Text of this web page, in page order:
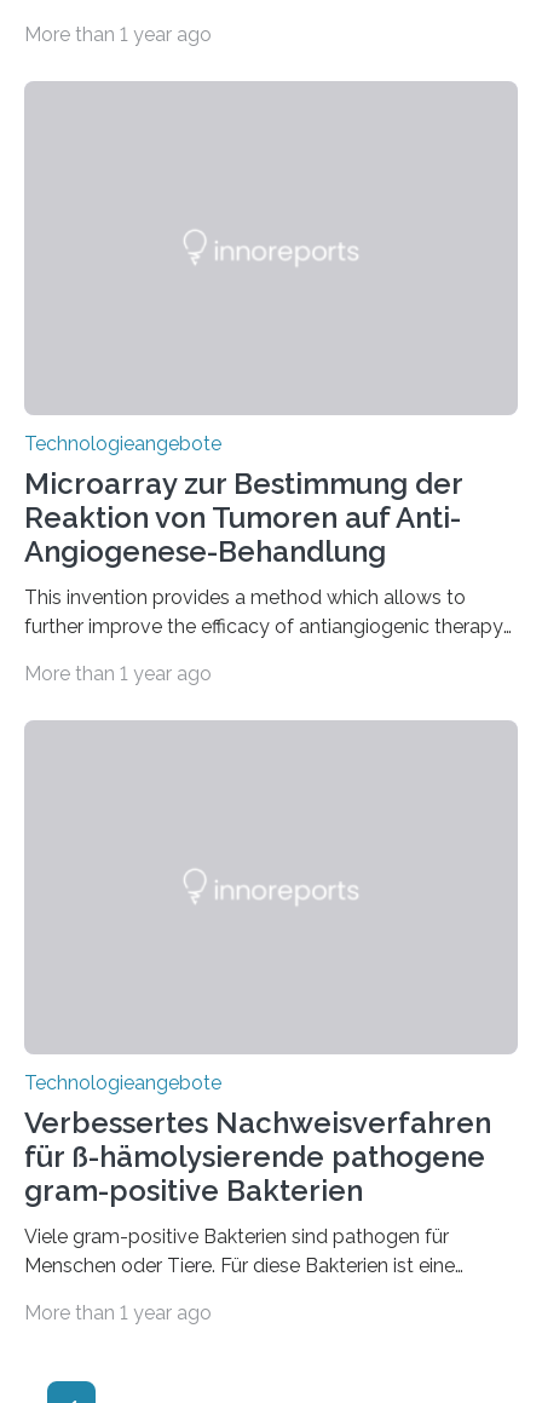
bzw. Gewebe) besitzt eine signifikant höhere Festigkeit
More than 1 year ago
Technologieangebote
Microarray zur Bestimmung der
Reaktion von Tumoren auf Anti-
Angiogenese-Behandlung
This invention provides a method which allows to
further improve the efficacy of antiangiogenic therapy
detection and exclusion of patients, which are in a
More than 1 year ago
Technologieangebote
Verbessertes Nachweisverfahren
für ß-hämolysierende pathogene
gram-positive Bakterien
Viele gram-positive Bakterien sind pathogen für
Menschen oder Tiere. Für diese Bakterien ist eine
Patientenproben daher besonders wichtig.
auf der Steigerung der ß-Hämolyse in Blutagar basiert.
More than 1 year ago